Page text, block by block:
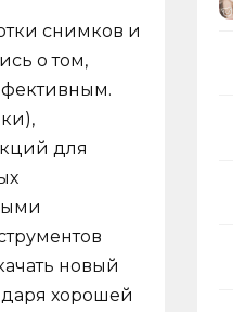
снимков и
о том,
для
новый
хорошей